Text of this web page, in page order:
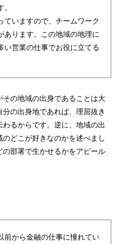
ていますので、チームワーク
あります。この地域の地理に
い営業の仕事でお役に立てる
の地域の出身であることは大
の出身地であれば、理屈抜き
るからです。逆に、地域の出
どこが好きなのかを述べまし
部署で生かせるかをアピール
前から金融の仕事に憧れてい